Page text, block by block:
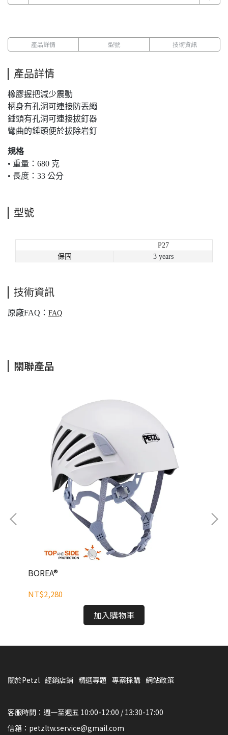
產品詳情 型號 技術資訊
產品詳情
橡膠握把減少震動
柄身有孔洞可連接防丟繩
錘頭有孔洞可連接拔釘器
彎曲的錘頭便於拔除岩釘
規格
• 重量：680 克
• 長度：33 公分
型號
P27
保固
3 years
技術資訊
原廠FAQ： FAQ
關聯產品
BOREA®
NT$2,280
加入購物車
關於Petzl 經銷店鋪 精選專題 專案採購 網站政策
客服時間：週一至週五 10:00-12:00 / 13:30-17:00
信箱：petzltw.service@gmail.com